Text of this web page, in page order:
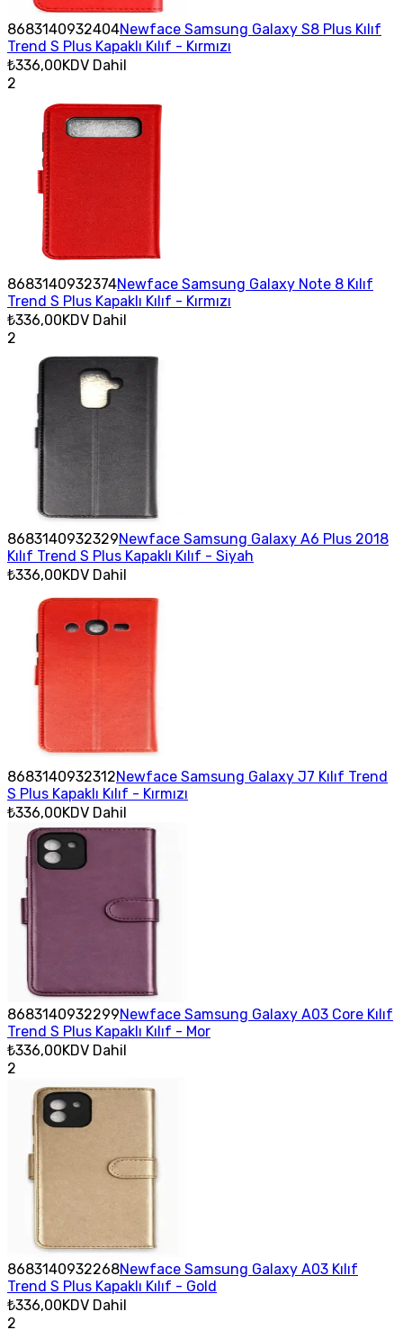
8683140932404Newface Samsung Galaxy S8 Plus Kılıf
Trend S Plus Kapaklı Kılıf - Kırmızı
₺336,00KDV Dahil
2
8683140932374Newface Samsung Galaxy Note 8 Kılıf
Trend S Plus Kapaklı Kılıf - Kırmızı
₺336,00KDV Dahil
2
8683140932329Newface Samsung Galaxy A6 Plus 2018
Kılıf Trend S Plus Kapaklı Kılıf - Siyah
₺336,00KDV Dahil
8683140932312Newface Samsung Galaxy J7 Kılıf Trend
S Plus Kapaklı Kılıf - Kırmızı
₺336,00KDV Dahil
8683140932299Newface Samsung Galaxy A03 Core Kılıf
Trend S Plus Kapaklı Kılıf - Mor
₺336,00KDV Dahil
2
8683140932268Newface Samsung Galaxy A03 Kılıf
Trend S Plus Kapaklı Kılıf - Gold
₺336,00KDV Dahil
2